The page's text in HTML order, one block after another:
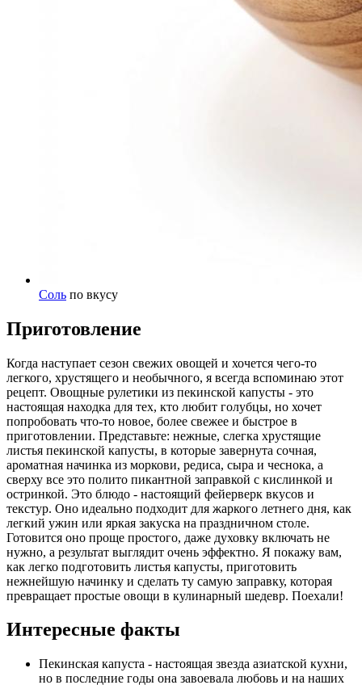
Соль по вкусу
Приготовление
Когда наступает сезон свежих овощей и хочется чего-то
легкого, хрустящего и необычного, я всегда вспоминаю этот
рецепт. Овощные рулетики из пекинской капусты - это
настоящая находка для тех, кто любит голубцы, но хочет
попробовать что-то новое, более свежее и быстрое в
приготовлении. Представьте: нежные, слегка хрустящие
листья пекинской капусты, в которые завернута сочная,
ароматная начинка из моркови, редиса, сыра и чеснока, а
сверху все это полито пикантной заправкой с кислинкой и
остринкой. Это блюдо - настоящий фейерверк вкусов и
текстур. Оно идеально подходит для жаркого летнего дня, как
легкий ужин или яркая закуска на праздничном столе.
Готовится оно проще простого, даже духовку включать не
нужно, а результат выглядит очень эффектно. Я покажу вам,
как легко подготовить листья капусты, приготовить
нежнейшую начинку и сделать ту самую заправку, которая
превращает простые овощи в кулинарный шедевр. Поехали!
Интересные факты
Пекинская капуста - настоящая звезда азиатской кухни,
но в последние годы она завоевала любовь и на наших